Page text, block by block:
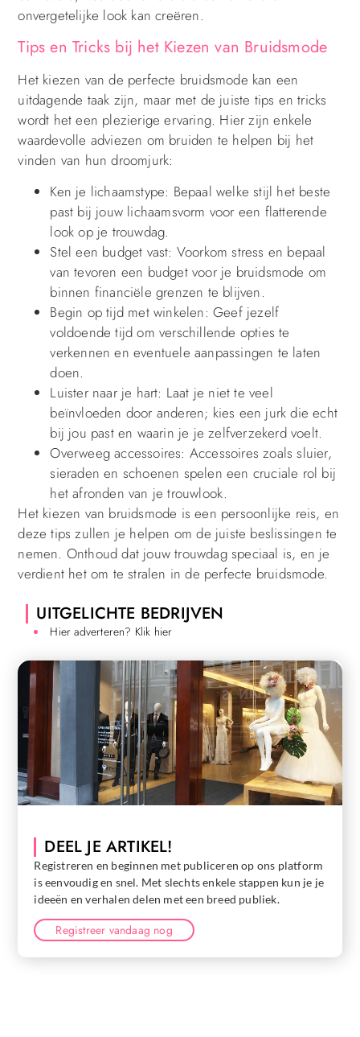
onvergetelijke look kan creëren.
Tips en Tricks bij het Kiezen van Bruidsmode
Het kiezen van de perfecte bruidsmode kan een
uitdagende taak zijn, maar met de juiste tips en tricks
wordt het een plezierige ervaring. Hier zijn enkele
waardevolle adviezen om bruiden te helpen bij het
vinden van hun droomjurk:
Ken je lichaamstype: Bepaal welke stijl het beste
past bij jouw lichaamsvorm voor een flatterende
look op je trouwdag.
Stel een budget vast: Voorkom stress en bepaal
van tevoren een budget voor je bruidsmode om
binnen financiële grenzen te blijven.
Begin op tijd met winkelen: Geef jezelf
voldoende tijd om verschillende opties te
verkennen en eventuele aanpassingen te laten
doen.
Luister naar je hart: Laat je niet te veel
beïnvloeden door anderen; kies een jurk die echt
bij jou past en waarin je je zelfverzekerd voelt.
Overweeg accessoires: Accessoires zoals sluier,
sieraden en schoenen spelen een cruciale rol bij
het afronden van je trouwlook.
Het kiezen van bruidsmode is een persoonlijke reis, en
deze tips zullen je helpen om de juiste beslissingen te
nemen. Onthoud dat jouw trouwdag speciaal is, en je
verdient het om te stralen in de perfecte bruidsmode.
UITGELICHTE BEDRIJVEN
Hier adverteren? Klik hier
DEEL JE ARTIKEL!
Registreren en beginnen met publiceren op ons platform
is eenvoudig en snel. Met slechts enkele stappen kun je je
ideeën en verhalen delen met een breed publiek.
Registreer vandaag nog